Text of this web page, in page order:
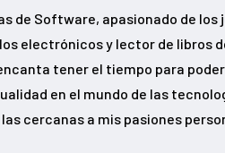
de Software, apasionado de los
electrónicos y lector de libros
tener el tiempo para
en el mundo de las
las cercanas a mis pasiones